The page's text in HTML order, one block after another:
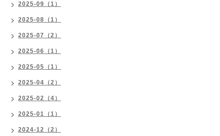
2025-09（1）
2025-08（1）
2025-07（2）
2025-06（1）
2025-05（1）
2025-04（2）
2025-02（4）
2025-01（1）
2024-12（2）